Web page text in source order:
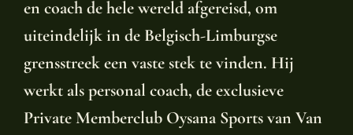
en coach de hele wereld afgereisd, om
uiteindelijk in de Belgisch-Limburgse
grensstreek een vaste stek te vinden. Hij
werkt als personal coach, de exclusieve
Private Memberclub Oysana Sports van Van